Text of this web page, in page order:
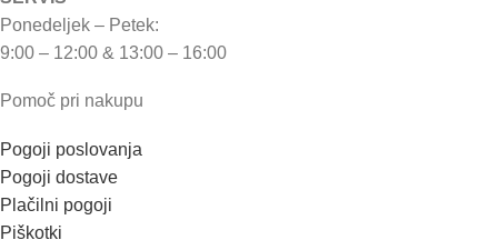
Ponedeljek – Petek:
9:00 – 12:00 & 13:00 – 16:00
Pomoč pri nakupu
Pogoji poslovanja
Pogoji dostave
Plačilni pogoji
Piškotki